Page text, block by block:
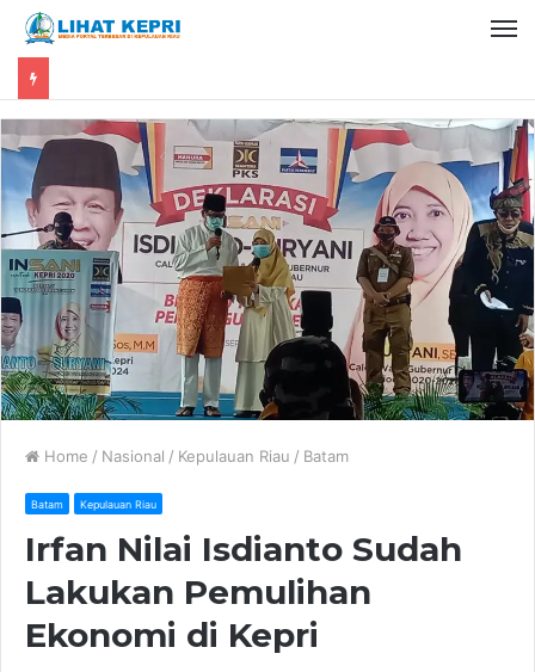
Home / Nasional / Kepulauan Riau / Batam
Batam Kepulauan Riau
Irfan Nilai Isdianto Sudah
Lakukan Pemulihan
Ekonomi di Kepri